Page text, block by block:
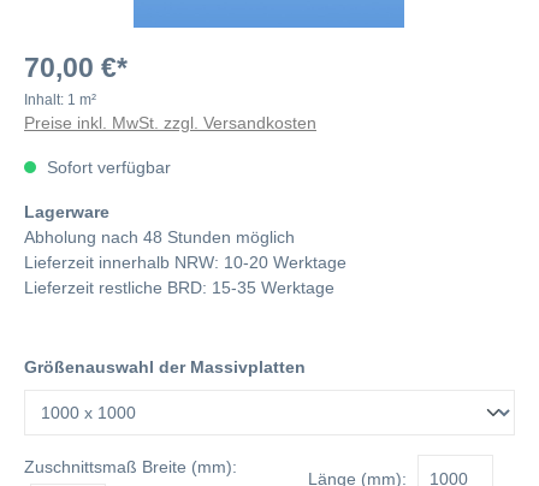
70,00 €*
Inhalt: 1 m²
Preise inkl. MwSt. zzgl. Versandkosten
Sofort verfügbar
Lagerware
Abholung nach 48 Stunden möglich
Lieferzeit innerhalb NRW: 10-20 Werktage
Lieferzeit restliche BRD: 15-35 Werktage
Größenauswahl der Massivplatten
Zuschnittsmaß Breite (mm):
Länge (mm):